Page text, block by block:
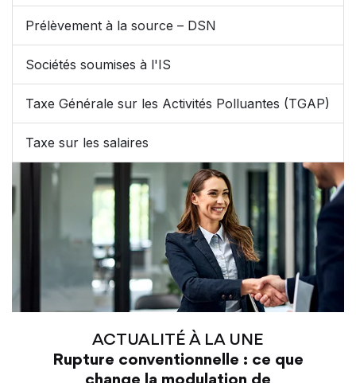
Prélèvement à la source – DSN
Sociétés soumises à l'IS
Taxe Générale sur les Activités Polluantes (TGAP)
Taxe sur les salaires
ACTUALITÉ À LA UNE
Rupture conventionnelle : ce que